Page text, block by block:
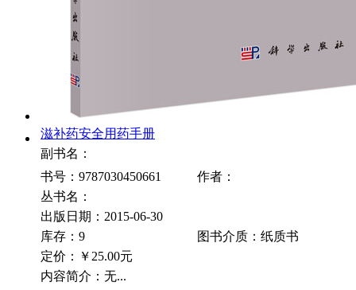
滋补药安全用药手册
副书名：
书号：9787030450661
作者：
丛书名：
出版日期：2015-06-30
库存：9
图书介质：纸质书
定价：
￥25.00元
内容简介：无...